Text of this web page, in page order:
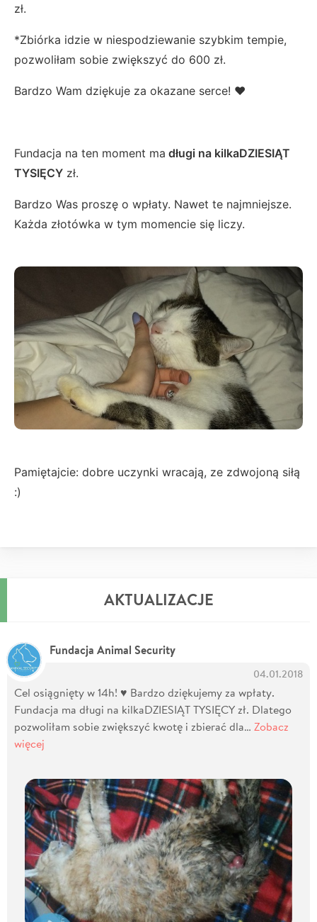
zł.
*Zbiórka idzie w niespodziewanie szybkim tempie,
pozwoliłam sobie zwiększyć do 600 zł.
Bardzo Wam dziękuje za okazane serce! ♥
Fundacja na ten moment ma długi na kilkaDZIESIĄT
TYSIĘCY zł.
Bardzo Was proszę o wpłaty. Nawet te najmniejsze.
Każda złotówka w tym momencie się liczy.
Pamiętajcie: dobre uczynki wracają, ze zdwojoną siłą
:)
AKTUALIZACJE
Fundacja Animal Security
04.01.2018
Cel osiągnięty w 14h! ♥ Bardzo dziękujemy za wpłaty.
Fundacja ma długi na kilkaDZIESIĄT TYSIĘCY zł. Dlatego
pozwoliłam sobie zwiększyć kwotę i zbierać dla… Zobacz
więcej